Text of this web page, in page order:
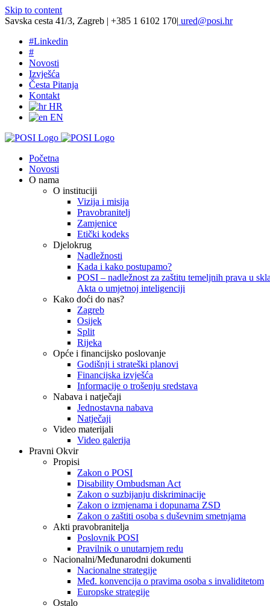
Skip to content
Savska cesta 41/3, Zagreb | +385 1 6102 170| ured@posi.hr
#Linkedin
#
Novosti
Izvješća
Česta Pitanja
Kontakt
HR
EN
Početna
Novosti
O nama
O instituciji
Vizija i misija
Pravobranitelj
Zamjenice
Etički kodeks
Djelokrug
Nadležnosti
Kada i kako postupamo?
POSI – nadležnost za zaštitu temeljnih prava u
Akta o umjetnoj inteligenciji
Kako doći do nas?
Zagreb
Osijek
Split
Rijeka
Opće i financijsko poslovanje
Godišnji i strateški planovi
Financijska izvješća
Informacije o trošenju sredstava
Nabava i natječaji
Jednostavna nabava
Natječaji
Video materijali
Video galerija
Pravni Okvir
Propisi
Zakon o POSI
Disability Ombudsman Act
Zakon o suzbijanju diskriminacije
Zakon o izmjenama i dopunama ZSD
Zakon o zaštiti osoba s duševnim smetnjama
Akti pravobranitelja
Poslovnik POSI
Pravilnik o unutarnjem redu
Nacionalni/Međunarodni dokumenti
Nacionalne strategije
Međ. konvencija o pravima osoba s invaliditetom
Europske strategije
Ostalo